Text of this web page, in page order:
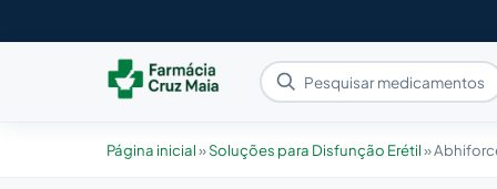
Página inicial»Soluções para Disfunção Erétil»